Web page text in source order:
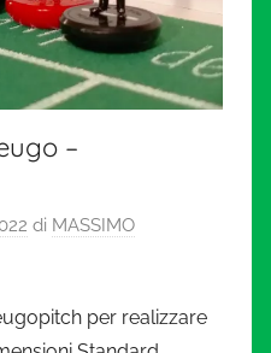
–
di MASSIMO
per realizzare